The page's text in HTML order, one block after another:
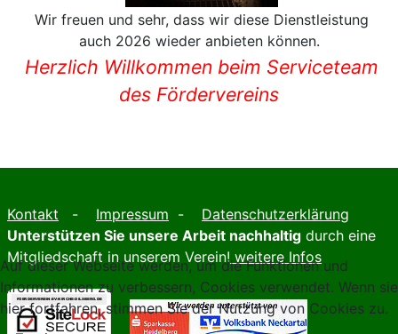
Wir freuen und sehr, dass wir diese Dienstleistung
auch 2026 wieder anbieten können.
Herzlich Willkommen beim Serviceteam
des Fördervereins
Kontakt - Impressum - Datenschutzerklärung
Unterstützen Sie unsere Arbeit nachhaltig durch eine
Mitgliedschaft in unserem Verein! weitere Infos
Auf dieser Webseite werden, um die Funktionen und
Informationen zu verbessern, Cookies verwendet. Wenn sie
hier fortfahren, stimmen Sie der Nutzung von Cookies zu.